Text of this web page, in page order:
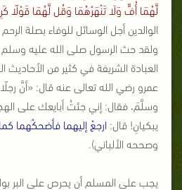
لَّهُمَا أُفٍّ وَلَا تَنْهَرْهُمَا وَقُل لَّهُمَا قَوْلًا
الوالدين أجل الوسائل للوفاء بصلة الرحم
ولقد حث الرسول صلى الله عليه
العبادة الشريفة في كثير من الأحاديث
عمرو رضي الله تعالى عنه قال: «أنَّ
وسلَّمَ، فقال: إني جئتُ أبايعك على
يبكيانِ! قال: ارجعْ إليهما فأضحكْهما
وصححه الألباني).
يجب على المسلم أن يحرص على البر